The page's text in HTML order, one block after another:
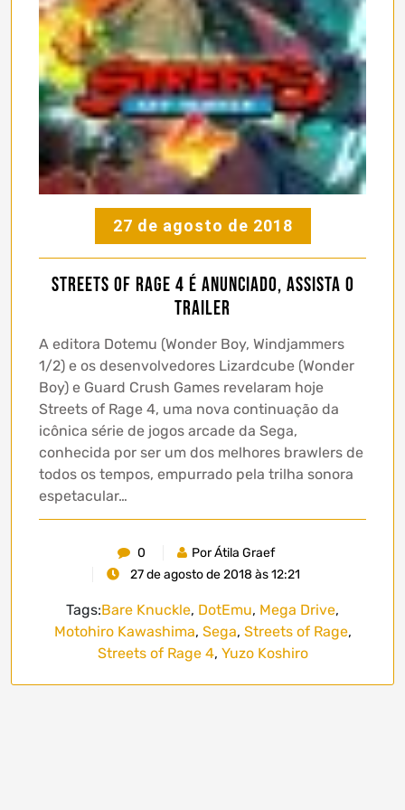
27 de agosto de 2018
Streets of Rage 4 é anunciado, assista o
trailer
A editora Dotemu (Wonder Boy, Windjammers
1/2) e os desenvolvedores Lizardcube (Wonder
Boy) e Guard Crush Games revelaram hoje
Streets of Rage 4, uma nova continuação da
icônica série de jogos arcade da Sega,
conhecida por ser um dos melhores brawlers de
todos os tempos, empurrado pela trilha sonora
espetacular…
0
Por Átila Graef
27 de agosto de 2018 às 12:21
Tags:Bare Knuckle, DotEmu, Mega Drive,
Motohiro Kawashima, Sega, Streets of Rage,
Streets of Rage 4, Yuzo Koshiro